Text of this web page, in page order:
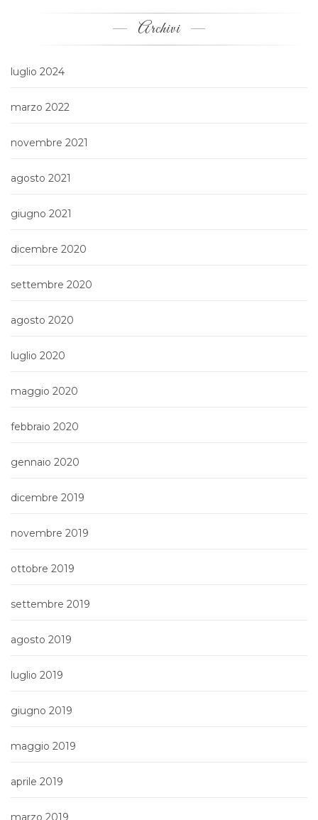
Archivi
luglio 2024
marzo 2022
novembre 2021
agosto 2021
giugno 2021
dicembre 2020
settembre 2020
agosto 2020
luglio 2020
maggio 2020
febbraio 2020
gennaio 2020
dicembre 2019
novembre 2019
ottobre 2019
settembre 2019
agosto 2019
luglio 2019
giugno 2019
maggio 2019
aprile 2019
marzo 2019